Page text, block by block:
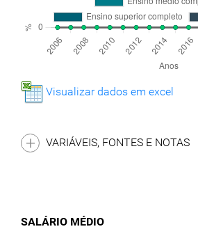
Visualizar dados em excel
VARIÁVEIS, FONTES E NOTAS
SALÁRIO MÉDIO